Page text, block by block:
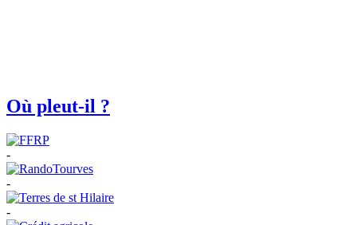
Où pleut-il ?
-
-
-